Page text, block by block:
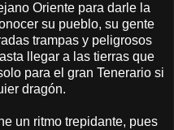
Oriente para darle la
su pueblo, su gente
trampas y peligrosos
llegar a las tierras que
para el gran Tenerario si
dragón.
un ritmo trepidante, pues